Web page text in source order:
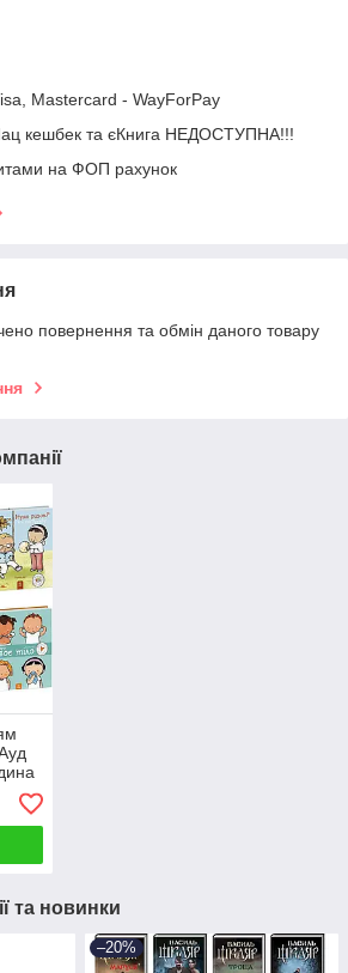
Mastercard - WayForPay
кешбек та єКнига НЕДОСТУПНА!!!
на ФОП рахунок
повернення та обмін даного товару
та новинки
–20%